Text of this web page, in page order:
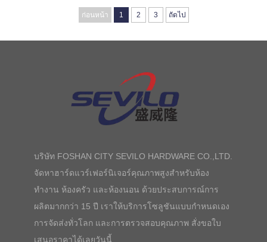
ก่อนหน้า 1 2 3 ถัดไป
บริษัท FOSHAN CITY SEVILO HARDWARE CO.,LTD.
จัดหาฮาร์ดแวร์เฟอร์นิเจอร์คุณภาพสูงสำหรับห้อง
ทำงาน ห้องครัว และห้องนอน ด้วยประสบการณ์การ
ผลิตมากกว่า 15 ปี เราให้บริการโซลูชันแบบกำหนดเอง
การจัดส่งทั่วโลก และการตรวจสอบคุณภาพ สั่งขอใบ
เสนอราคาได้เลยวันนี้